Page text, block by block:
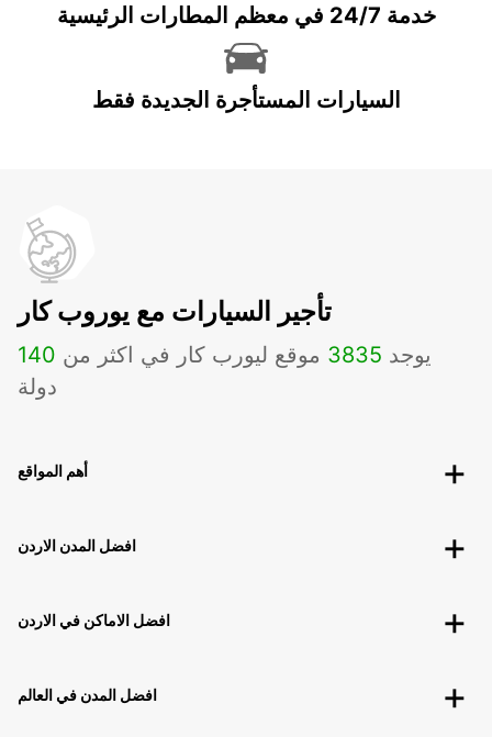
خدمة 24/7 في معظم المطارات الرئيسية
السيارات المستأجرة الجديدة فقط
تأجير السيارات مع يوروب كار
يوجد 3835 موقع ليورب كار في اكثر من 140
دولة
أهم المواقع
افضل المدن الاردن
افضل الاماكن في الاردن
افضل المدن في العالم